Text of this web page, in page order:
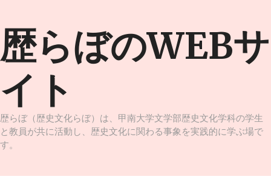
テ
ン
ツ
ッ
プ
歴らぼのWEBサ
イト
歴らぼ（歴史文化らぼ）は、甲南大学文学部歴史文化学科の学生
と教員が共に活動し、歴史文化に関わる事象を実践的に学ぶ場で
す。